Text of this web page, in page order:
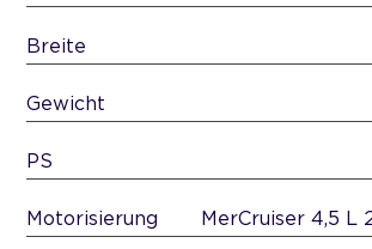
Breite
Gewicht
PS
Motorisierung MerCruiser 4,5 L